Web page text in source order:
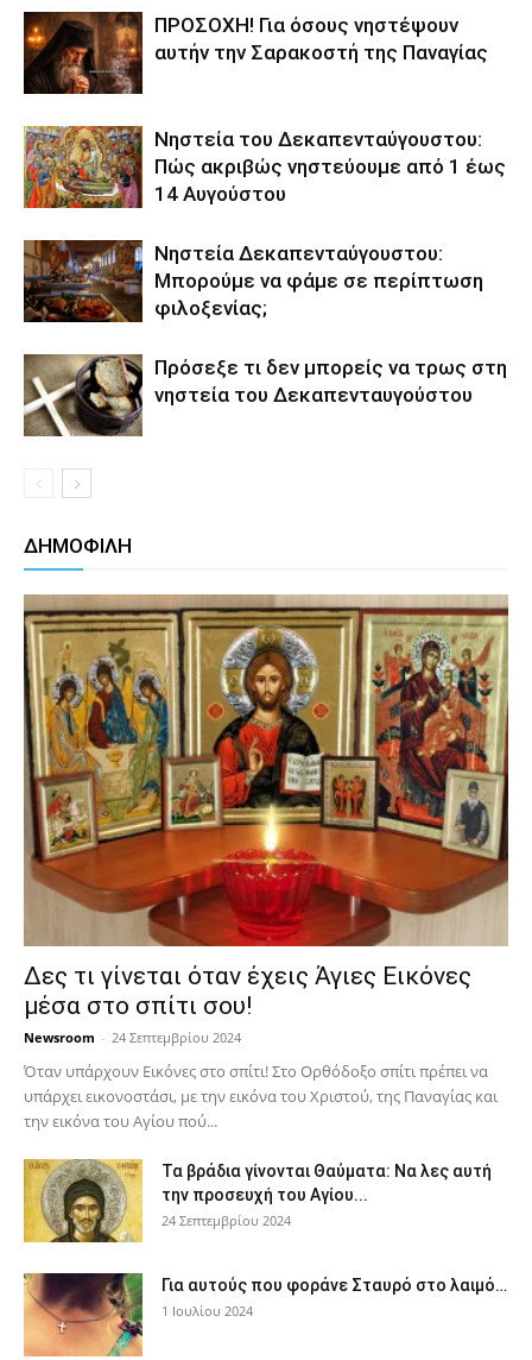
ΠΡΟΣΟΧΗ! Για όσους νηστέψουν
αυτήν την Σαρακοστή της Παναγίας
Νηστεία του Δεκαπενταύγουστου:
Πώς ακριβώς νηστεύουμε από 1 έως
14 Αυγούστου
Νηστεία Δεκαπενταύγουστου:
Μπορούμε να φάμε σε περίπτωση
φιλοξενίας;
Πρόσεξε τι δεν μπορείς να τρως στη
νηστεία του Δεκαπενταυγούστου
ΔΗΜΟΦΙΛΗ
Δες τι γίνεται όταν έχεις Άγιες Εικόνες
μέσα στο σπίτι σου!
Newsroom - 24 Σεπτεμβρίου 2024
Όταν υπάρχουν Εικόνες στο σπίτι! Στο Ορθόδοξο σπίτι πρέπει να
υπάρχει εικονοστάσι, με την εικόνα του Χριστού, της Παν­αγίας και
την εικόνα του Αγίου πού...
Τα βράδια γίνονται Θαύματα: Να λες αυτή
την προσευχή του Αγίου...
24 Σεπτεμβρίου 2024
Για αυτούς που φοράνε Σταυρό στο λαιμό…
1 Ιουλίου 2024